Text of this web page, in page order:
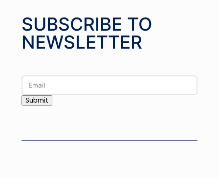
SUBSCRIBE TO
NEWSLETTER
Submit